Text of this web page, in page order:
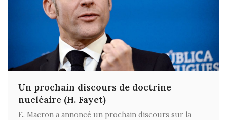
Un prochain discours de doctrine
nucléaire (H. Fayet)
E. Macron a annoncé un prochain discours sur la